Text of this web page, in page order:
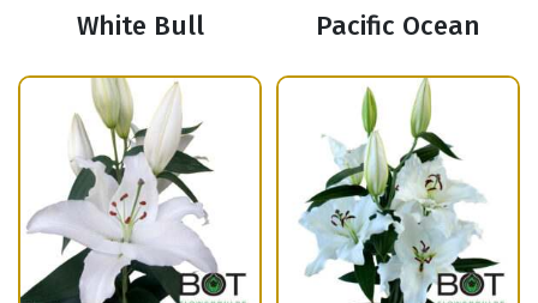
White Bull Pacific Ocean